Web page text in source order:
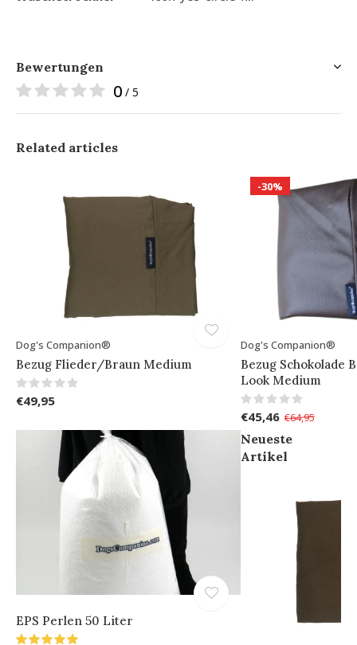
Bewertungen
0 / 5
Related articles
Dog's Companion®
Bezug Flieder/Braun Medium
€49,95
-30%
Dog's Companion®
Bezug Schokolade
Look Medium
€45,46 €64,95
EPS Perlen 50 Liter
Neueste
Artikel